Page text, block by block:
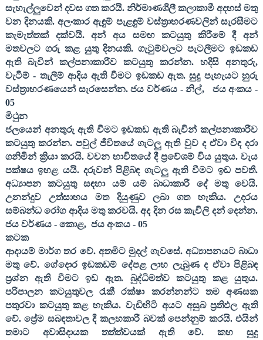
සැහැල්ලුවෙන් දවස ගත කරයි. නිර්මාණශීලී කලාකාමී අදහස් මතු
වන දිනයකි. අලංකාර ඇඳුම් පැළඳුම් වස්ත්‍රාභරණවලින් සැරසීමට
කැමැත්තක් දක්වයි. අන් අය සමඟ කටයුතු කිරීමේ දී අන්
මතවලට ගරු කළ යුතු දිනයකි. ගැටුම්වලට පැටලීමට ඉඩකඩ
ඇති බැවින් කල්පනාකාරීව කටයුතු කරන්න. හදිසි අනතුරු,
වැටීම් - තැලීම් ආදිය ඇති වීමට ඉඩකඩ ඇත. සුදු පැහැයට හුරු
වස්ත්‍රාභරණයෙන් සැරසෙන්න. ජය වර්ණය - නිල්,
ජය අංකය -
05
මිථුන
ජලයෙන් අනතුරු ඇති වීමට ඉඩකඩ ඇති බැවින් කල්පනාකාරීව
කටයුතු කරන්න. පවුල් ජීවිතයේ ගැටලු ඇති වුව ද ඒවා විඳ දරා
ගනිමින් ක්‍රියා කරයි. වචන භාවිතයේ දී ප්‍රවේශම් විය යුතුය. වැය
පක්ෂය ඉහළ යයි. දරුවන් පිළිබඳ ගැටලු ඇති වීමට ඉඩ පවතී.
අධ්‍යාපන කටයුතු සඳහා යම් යම් බාධාකාරී දේ මතු වෙයි.
උනන්දුව උත්සාහය මත දියුණුව ලබා ගත හැකිය. උදරය
සම්බන්ධ රෝග ආදිය මතු කරවයි. අද දින රස කැවිලි දන් දෙන්න.
ජය වර්ණය - කොළ, ජය අංකය - 05
කටක
ආදායම් මාර්ග තර වේ. අතමිට මුදල් ගැවසේ. අධ්‍යාපනයට බාධා
මතු වේ. ගේදොර ඉඩකඩම් දේපළ ලාභ ලැබුණ ද ඒවා පිළිබඳ
ප්‍රශ්න ඇති වීමට ඉඩ ඇත. බුද්ධිමත්ව කටයුතු කළ යුතුය.
පරිපාලන කටයුතුවල රැකී රක්ෂා කරන්නන්ට තම අණසක
පතුරවා කටයුතු කළ හැකිය. වැඩිහිටි අයට අසුබ ප්‍රතිඵල ඇති
වේ. ප්‍රේම සබඳතාවල දී කලහකාරී බවක් පෙන්නුම් කරයි. එයින්
තමාට අවාසිදායක තත්ත්වයක් ඇති වේ. කහ සුදු